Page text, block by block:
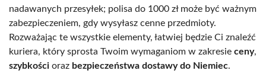
nadawanych przesyłek; polisa do 1000 zł może być ważnym
zabezpieczeniem, gdy wysyłasz cenne przedmioty.
Rozważając te wszystkie elementy, łatwiej będzie Ci znaleźć
kuriera, który sprosta Twoim wymaganiom w zakresie ceny,
szybkości oraz bezpieczeństwa dostawy do Niemiec.